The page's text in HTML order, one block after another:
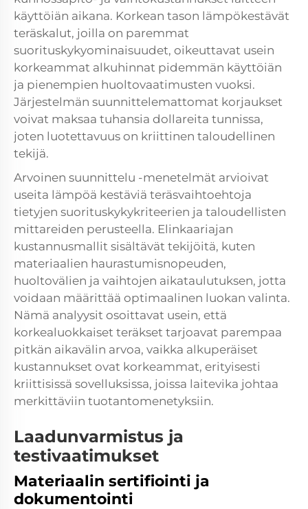
käyttöiän aikana. Korkean tason lämpökestävät
teräskalut, joilla on paremmat
suorituskykyominaisuudet, oikeuttavat usein
korkeammat alkuhinnat pidemmän käyttöiän
ja pienempien huoltovaatimusten vuoksi.
Järjestelmän suunnittelemattomat korjaukset
voivat maksaa tuhansia dollareita tunnissa,
joten luotettavuus on kriittinen taloudellinen
tekijä.
Arvoinen suunnittelu -menetelmät arvioivat
useita lämpöä kestäviä teräsvaihtoehtoja
tietyjen suorituskykykriteerien ja taloudellisten
mittareiden perusteella. Elinkaariajan
kustannusmallit sisältävät tekijöitä, kuten
materiaalien haurastumisnopeuden,
huoltovälien ja vaihtojen aikataulutuksen, jotta
voidaan määrittää optimaalinen luokan valinta.
Nämä analyysit osoittavat usein, että
korkealuokkaiset teräkset tarjoavat parempaa
pitkän aikavälin arvoa, vaikka alkuperäiset
kustannukset ovat korkeammat, erityisesti
kriittisissä sovelluksissa, joissa laitevika johtaa
merkittäviin tuotantomenetyksiin.
Laadunvarmistus ja
testivaatimukset
Materiaalin sertifiointi ja
dokumentointi